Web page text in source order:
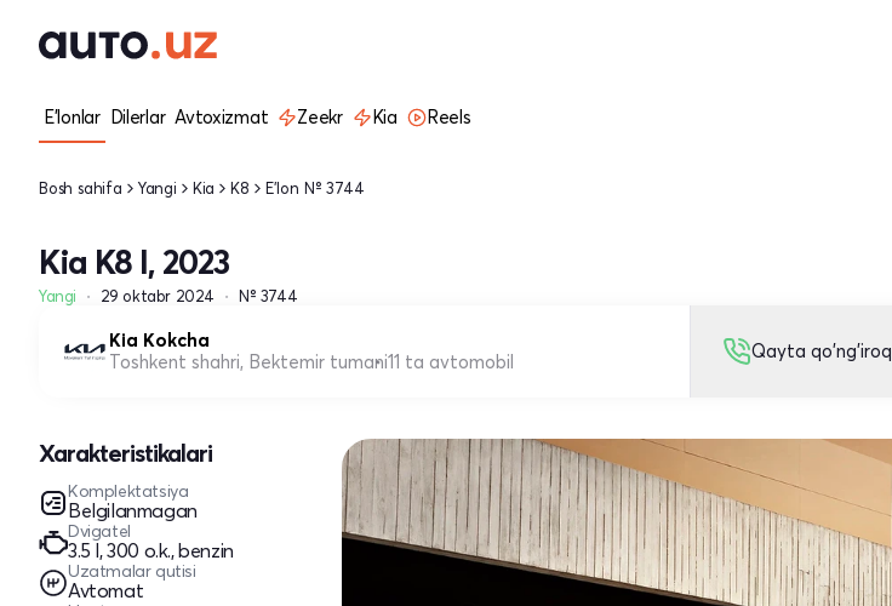
E'lonlar Dilerlar Avtoxizmat Zeekr Kia Reels
Bosh sahifa Yangi Kia K8 E'lon № 3744
Kia K8 I, 2023
Yangi 29 oktabr 2024 № 3744
Kia Kokcha
Toshkent shahri, Bektemir tumani11 ta avtomobil Qayta qo'ng'iroq
Xarakteristikalari
Komplektatsiya
Belgilanmagan
Dvigatel
3.5 l, 300 o.k., benzin
Uzatmalar qutisi
Avtomat